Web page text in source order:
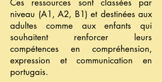
Ces ressources sont classées par
niveau (A1, A2, B1) et destinées aux
adultes comme aux enfants qui
souhaitent renforcer leurs
compétences en compréhension,
expression et communication en
portugais.